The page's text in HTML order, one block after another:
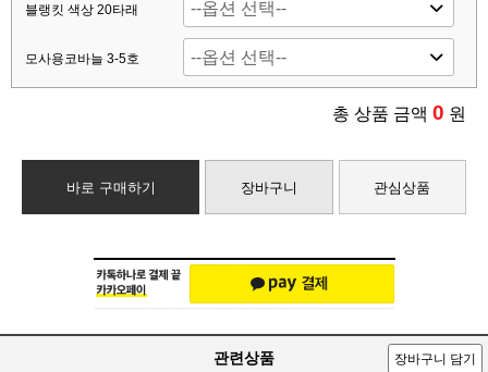
블랭킷 색상 20타래
모사용코바늘 3-5호
총 상품 금액 0 원
바로 구매하기 장바구니 관심상품
관련상품 장바구니 담기